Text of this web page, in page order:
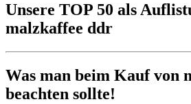
Unsere TOP 50 als
malzkaffee ddr
Was man beim Kauf von
beachten sollte!